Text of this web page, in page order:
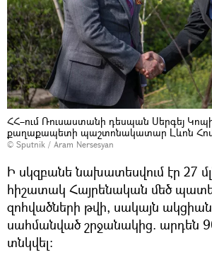
ՀՀ–ում Ռուսաստանի դեսպան Սերգեյ
քաղաքապետի պաշտոնակատար Լևոն
© Sputnik / Aram Nersesyan
Ի սկզբանե նախատեսվում էր 27
հիշատակ Հայրենական մեծ
զոհվածների թվի, սակայն ակցիան
սահմանված շրջանակից. արդեն
տնկվել: